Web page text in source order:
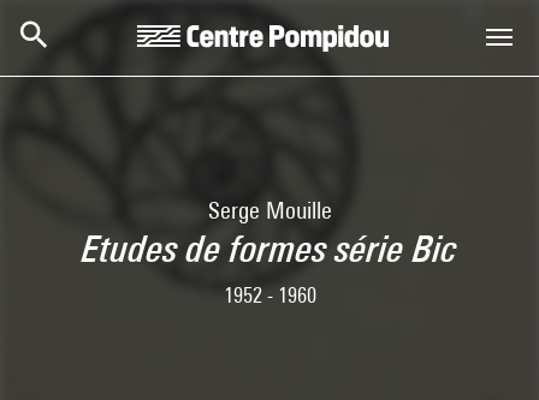
Aller au contenu principal
Centre Pompidou
Serge Mouille
Etudes de formes série Bic
1952 - 1960